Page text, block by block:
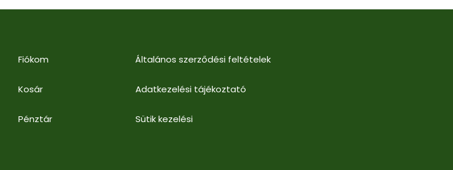
Fiókom
Kosár
Pénztár
Általános szerződési feltételek
Adatkezelési tájékoztató
Sütik kezelési